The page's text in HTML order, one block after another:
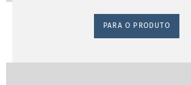
PARA O PRODUTO